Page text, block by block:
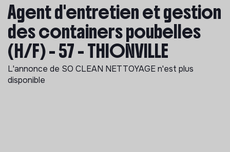
Agent d'entretien et gestion
des containers poubelles
(H/F) - 57 - THIONVILLE
L'annonce de SO CLEAN NETTOYAGEn'est plus
disponible